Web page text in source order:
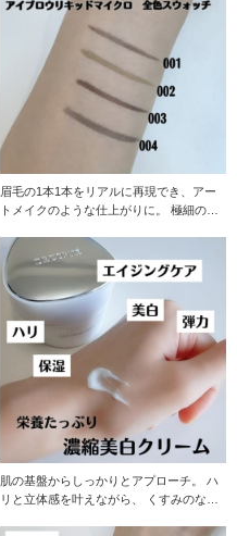
眉毛の1本1本をリアルに再現でき、アー
トメイクのような仕上がりに。 極細の筆
肌の基盤からしっかりとアプローチ。 ハ
リと立体感を叶えながら、 くすみのない